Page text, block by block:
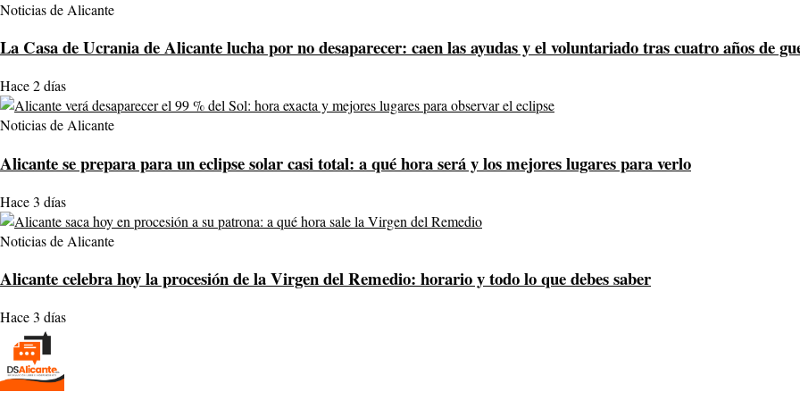
Noticias de Alicante
La Casa de Ucrania de Alicante lucha por no desaparecer: caen las ayudas y el voluntariado tras cuatro años de
Hace 2 días
Noticias de Alicante
Alicante se prepara para un eclipse solar casi total: a qué hora será y los mejores lugares para verlo
Hace 3 días
Noticias de Alicante
Alicante celebra hoy la procesión de la Virgen del Remedio: horario y todo lo que debes saber
Hace 3 días